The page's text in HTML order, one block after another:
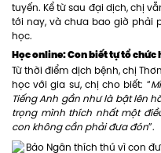
tuyến. Kể từ sau đại dịch, chị
tới nay, và chưa bao giờ phải
học.
Học online: Con biết tự tổ
Từ thời điểm dịch bệnh, chị
học với gia sư, chị cho biết: “
Tiếng Anh gần như là bật lên
trọng mình thích nhất một
con không cần phải đưa đón”.